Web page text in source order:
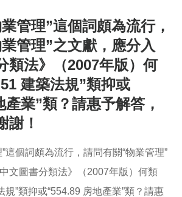
疑惑。謝謝！
管理”這個詞頗為流行，
管理”之文獻，應分入
類法》（2007年版）何
建築法規”類抑或
產業”類？請惠予解答，
謝！
這個詞頗為流行，請問有關“物業管理”
文圖書分類法》（2007年版）何類
規”類抑或“554.89 房地產業”類？請惠